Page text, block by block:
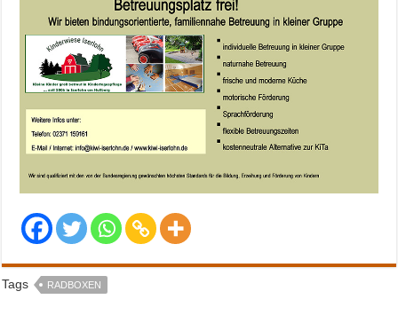
Tags RADBOXEN